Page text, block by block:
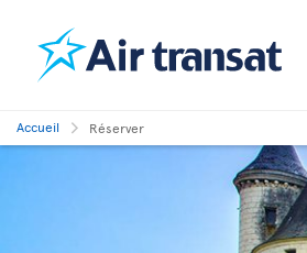
Accueil Réserver